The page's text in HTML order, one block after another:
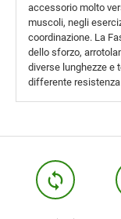
accessorio molto
muscoli, negli
coordinazione. La
dello sforzo,
diverse lunghezze e
differente
loop